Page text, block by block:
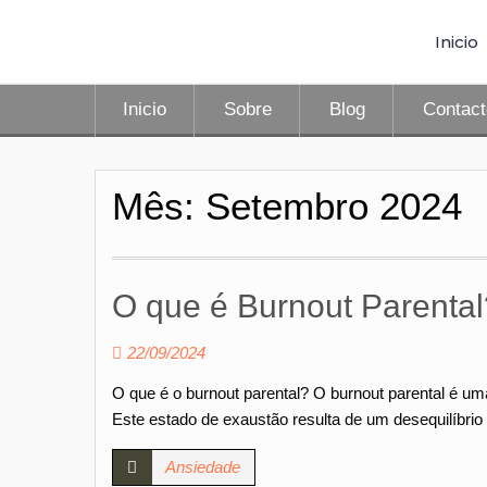
Inicio
Inicio Sobre Blog
Mês: Setembro 2024
O que é Burnout
22/09/2024
O que é o burnout parental? O burnout parental é
Este estado de exaustão resulta de um
Ansiedade